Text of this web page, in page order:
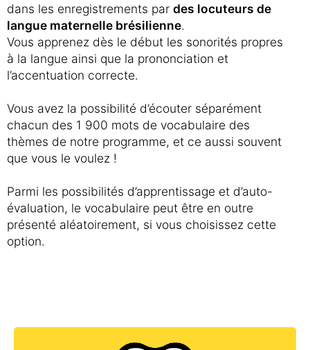
dans les enregistrements par des locuteurs de
langue maternelle brésilienne.
Vous apprenez dès le début les sonorités propres
à la langue ainsi que la prononciation et
l’accentuation correcte.
Vous avez la possibilité d’écouter séparément
chacun des 1 900 mots de vocabulaire des
thèmes de notre programme, et ce aussi souvent
que vous le voulez !
Parmi les possibilités d’apprentissage et d’auto-
évaluation, le vocabulaire peut être en outre
présenté aléatoirement, si vous choisissez cette
option.